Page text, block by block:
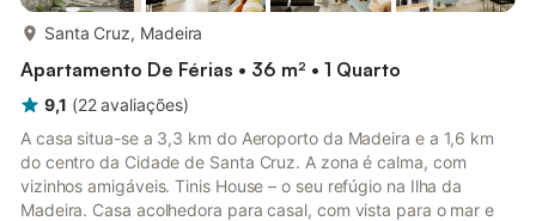
Santa Cruz, Madeira
Apartamento De Férias • 36 m² • 1 Quarto
9,1 (22 avaliações)
A casa situa-se a 3,3 km do Aeroporto da Madeira e a 1,6 km
do centro da Cidade de Santa Cruz. A zona é calma, com
vizinhos amigáveis. Tinis House – o seu refúgio na Ilha da
Madeira. Casa acolhedora para casal, com vista para o mar e